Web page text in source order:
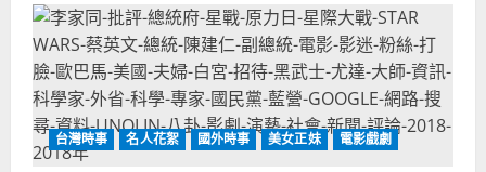
昶
佐
蔣
萬
安
林
奕
華-2020
總
統
聯
中
元
節
廣
告，
藤
岡
靛
妹
台灣時事 名人花絮 國外時事 美女正妹 電影戲劇